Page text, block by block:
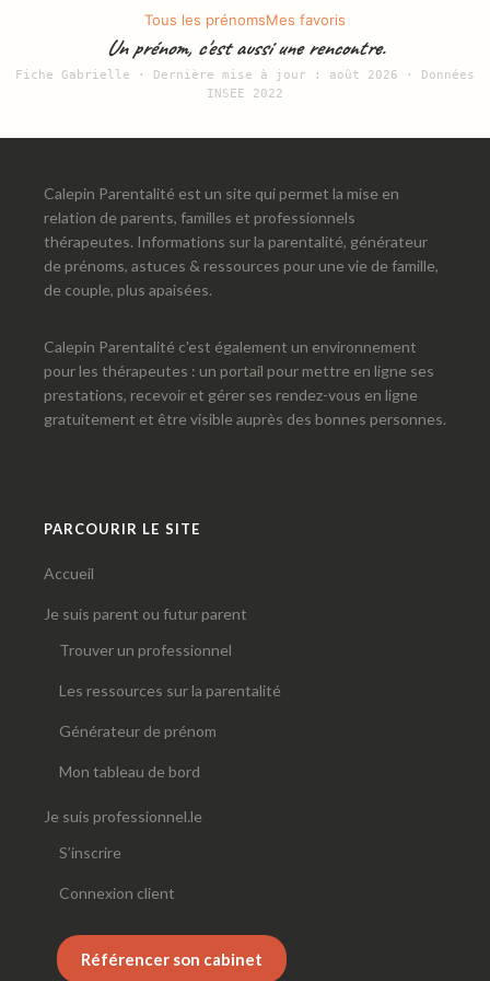
Tous les prénomsMes favoris
Un prénom, c'est aussi une rencontre.
Fiche Gabrielle · Dernière mise à jour : août 2026 · Données
INSEE 2022
Calepin Parentalité est un site qui permet la mise en
relation de parents, familles et professionnels
thérapeutes. Informations sur la parentalité, générateur
de prénoms, astuces & ressources pour une vie de famille,
de couple, plus apaisées.
Calepin Parentalité c'est également un environnement
pour les thérapeutes : un portail pour mettre en ligne ses
prestations, recevoir et gérer ses rendez-vous en ligne
gratuitement et être visible auprès des bonnes personnes.
PARCOURIR LE SITE
Accueil
Je suis parent ou futur parent
Trouver un professionnel
Les ressources sur la parentalité
Générateur de prénom
Mon tableau de bord
Je suis professionnel.le
S’inscrire
Connexion client
Référencer son cabinet